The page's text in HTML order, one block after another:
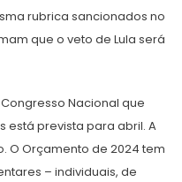
rubrica sancionados no
que o veto de Lula será
Nacional que
está prevista para abril. A
O Orçamento de 2024 tem
– individuais, de